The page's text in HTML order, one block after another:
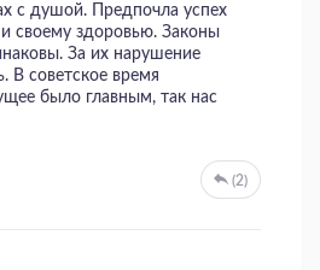
с душой. Предпочла успех
своему здоровью. Законы
За их нарушение
В советское время
было главным, так нас
(2)